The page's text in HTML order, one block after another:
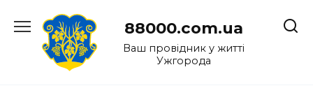
до
88000.com.ua
Ваш провідник у житті
Ужгорода